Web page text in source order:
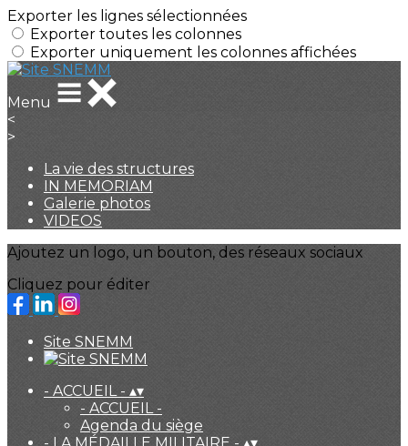
Exporter les lignes sélectionnées
Exporter toutes les colonnes
Exporter uniquement les colonnes affichées
Menu
<
>
La vie des structures
IN MEMORIAM
Galerie photos
VIDEOS
Ajoutez un logo, un bouton, des réseaux sociaux
Cliquez pour éditer
Site SNEMM
- ACCUEIL - ▴▾
- ACCUEIL -
Agenda du siège